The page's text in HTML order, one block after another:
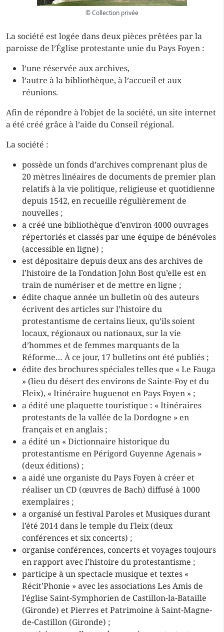
© Collection privée
La société est logée dans deux pièces prêtées par la
paroisse de l’Église protestante unie du Pays Foyen :
l’une réservée aux archives,
l’autre à la bibliothèque, à l’accueil et aux
réunions.
Afin de répondre à l’objet de la société, un site internet
a été créé grâce à l’aide du Conseil régional.
La société :
possède un fonds d’archives comprenant plus de
20 mètres linéaires de documents de premier plan
relatifs à la vie politique, religieuse et quotidienne
depuis 1542, en recueille régulièrement de
nouvelles ;
a créé une bibliothèque d’environ 4000 ouvrages
répertoriés et classés par une équipe de bénévoles
(accessible en ligne) ;
est dépositaire depuis deux ans des archives de
l’histoire de la Fondation John Bost qu’elle est en
train de numériser et de mettre en ligne ;
édite chaque année un bulletin où des auteurs
écrivent des articles sur l’histoire du
protestantisme de certains lieux, qu’ils soient
locaux, régionaux ou nationaux, sur la vie
d’hommes et de femmes marquants de la
Réforme… À ce jour, 17 bulletins ont été publiés ;
édite des brochures spéciales telles que « Le Fauga
» (lieu du désert des environs de Sainte-Foy et du
Fleix), « Itinéraire huguenot en Pays Foyen » ;
a édité une plaquette touristique : « Itinéraires
protestants de la vallée de la Dordogne » en
français et en anglais ;
a édité un « Dictionnaire historique du
protestantisme en Périgord Guyenne Agenais »
(deux éditions) ;
a aidé une organiste du Pays Foyen à créer et
réaliser un CD (œuvres de Bach) diffusé à 1000
exemplaires ;
a organisé un festival Paroles et Musiques durant
l’été 2014 dans le temple du Fleix (deux
conférences et six concerts) ;
organise conférences, concerts et voyages toujours
en rapport avec l’histoire du protestantisme ;
participe à un spectacle musique et textes «
Récit’Phonie » avec les associations Les Amis de
l’église Saint-Symphorien de Castillon-la-Bataille
(Gironde) et Pierres et Patrimoine à Saint-Magne-
de-Castillon (Gironde) ;